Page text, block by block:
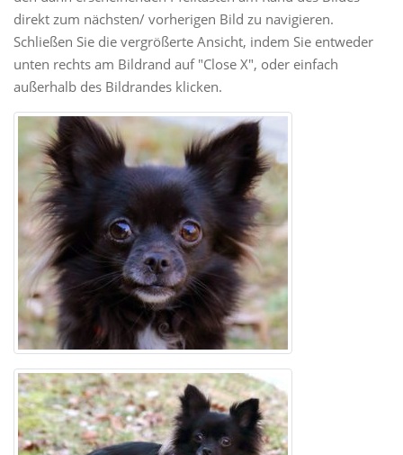
direkt zum nächsten/ vorherigen Bild zu navigieren.
Schließen Sie die vergrößerte Ansicht, indem Sie entweder
unten rechts am Bildrand auf "Close X", oder einfach
außerhalb des Bildrandes klicken.